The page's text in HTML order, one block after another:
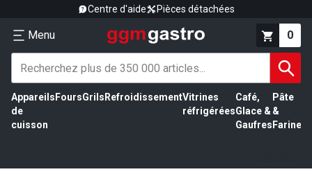
Centre d'aide Pièces détachées
Menu 0
Appareils
de
cuisson
FoursGrils RefroidissementVitrines
réfrigérées
Café,
Glace &
Gaufres
Pâte
&
Farine